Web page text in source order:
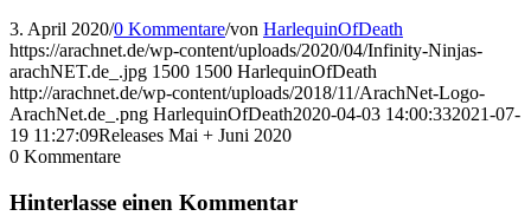
3. April 2020/0 Kommentare/von HarlequinOfDeath
https://arachnet.de/wp-content/uploads/2020/04/Infinity-Ninjas-
arachNET.de_.jpg 1500 1500 HarlequinOfDeath
http://arachnet.de/wp-content/uploads/2018/11/ArachNet-Logo-
ArachNet.de_.png HarlequinOfDeath2020-04-03 14:00:332021-07-
19 11:27:09Releases Mai + Juni 2020
0 Kommentare
Hinterlasse einen Kommentar